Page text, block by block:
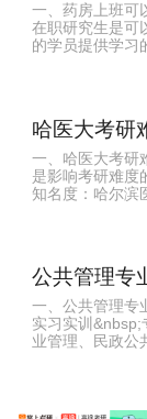
一、药房上班
在职研究生是可
的学员提供学习
哈医大考研
一、哈医大考研
是影响考研难度
知名度：哈尔滨
公共管理专
一、公共管理专
实习实训
业管理、民政公